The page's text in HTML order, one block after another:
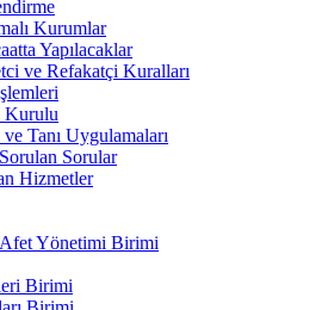
Kurumlar
Yapılacaklar
ve Refakatçi Kuralları
Kurulu
Tanı Uygulamaları
Sorular
Hizmetler
Yönetimi Birimi
Birimi